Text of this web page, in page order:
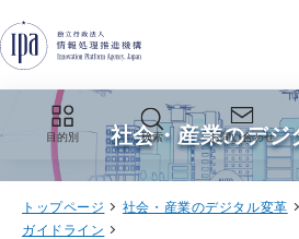
目的別 検索 お問い合わせ
社会・産業のデジ
トップページ 社会・産業のデジタル変革
ガイドライン